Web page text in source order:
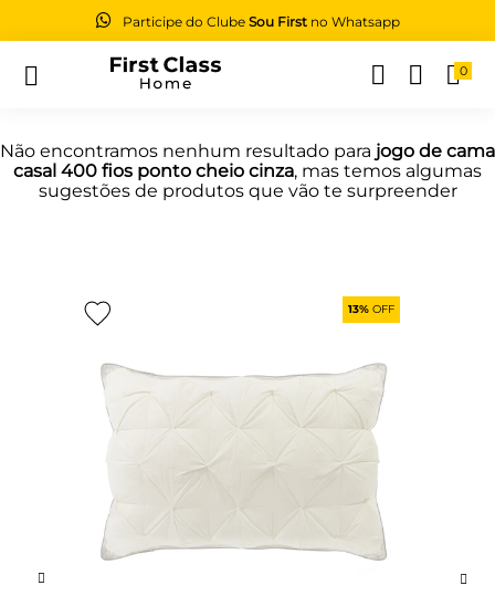
Participe do ClubeSou First no Whatsapp
0
Não encontramos nenhum resultado para jogo de cama
casal 400 fios ponto cheio cinza, mas temos algumas
sugestões de produtos que vão te surpreender
13% OFF